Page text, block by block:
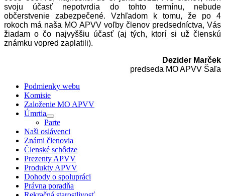
svoju účasť nepotvrdia do tohto termínu, nebude
občerstvenie zabezpečené. Vzhľadom k tomu, že po 4
rokoch má naša MO APVV voľby členov predsedníctva, Vás
žiadam o čo najvyššiu účasť (aj tých, ktorí si už členskú
známku vopred zaplatili).
Dezider Marček
predseda MO APVV Šaľa
Podmienky webu
Komisie
Založenie MO APVV
Úmrtia
Parte
Naši oslávenci
Známi členovia
Členské schôdze
Prezenty APVV
Produkty APVV
Dohody o spolupráci
Právna poradňa